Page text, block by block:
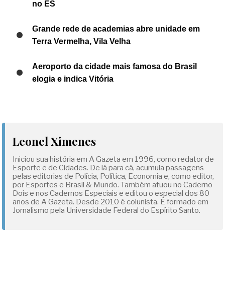
no ES
Grande rede de academias abre unidade em
Terra Vermelha, Vila Velha
Aeroporto da cidade mais famosa do Brasil
elogia e indica Vitória
Leonel Ximenes
Iniciou sua história em A Gazeta em 1996, como redator de
Esporte e de Cidades. De lá para cá, acumula passagens
pelas editorias de Polícia, Política, Economia e, como editor,
por Esportes e Brasil & Mundo. Também atuou no Caderno
Dois e nos Cadernos Especiais e editou o especial dos 80
anos de A Gazeta. Desde 2010 é colunista. É formado em
Jornalismo pela Universidade Federal do Espírito Santo.